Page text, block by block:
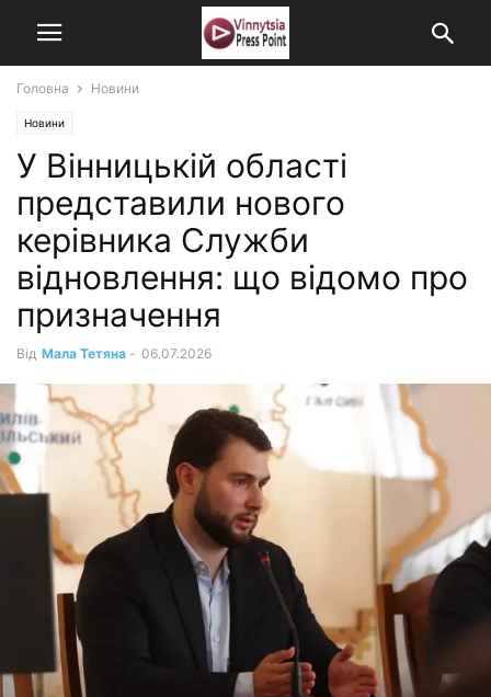
Головна Новини
Новини
У Вінницькій області
представили нового
керівника Служби
відновлення: що відомо про
призначення
Від Мала Тетяна - 06.07.2026